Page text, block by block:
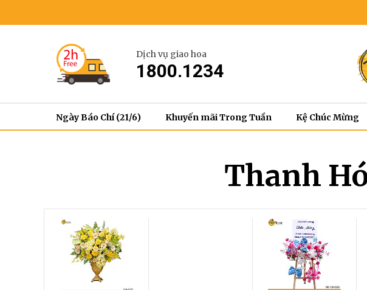
Dịch vụ giao hoa
1800.1234
Ngày Báo Chí (21/6) Khuyến mãi Trong Tuần Kệ Chúc Mừng
Thanh